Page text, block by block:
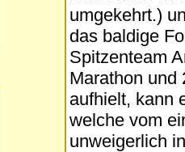
umgekehrt.)
das baldige
Spitzenteam
Marathon und
aufhielt, kann
welche vom
unweigerlich